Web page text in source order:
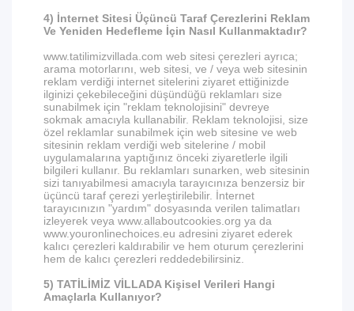
4) İnternet Sitesi Üçüncü Taraf Çerezlerini Reklam
Ve Yeniden Hedefleme İçin Nasıl Kullanmaktadır?
www.tatilimizvillada.com web sitesi çerezleri ayrıca;
arama motorlarını, web sitesi, ve / veya web sitesinin
reklam verdiği internet sitelerini ziyaret ettiğinizde
ilginizi çekebileceğini düşündüğü reklamları size
sunabilmek için "reklam teknolojisini" devreye
sokmak amacıyla kullanabilir. Reklam teknolojisi, size
özel reklamlar sunabilmek için web sitesine ve web
sitesinin reklam verdiği web sitelerine / mobil
uygulamalarına yaptığınız önceki ziyaretlerle ilgili
bilgileri kullanır. Bu reklamları sunarken, web sitesinin
sizi tanıyabilmesi amacıyla tarayıcınıza benzersiz bir
üçüncü taraf çerezi yerleştirilebilir. İnternet
tarayıcınızın "yardım" dosyasında verilen talimatları
izleyerek veya www.allaboutcookies.org ya da
www.youronlinechoices.eu adresini ziyaret ederek
kalıcı çerezleri kaldırabilir ve hem oturum çerezlerini
hem de kalıcı çerezleri reddedebilirsiniz.
5) TATİLİMİZ VİLLADA Kişisel Verileri Hangi
Amaçlarla Kullanıyor?